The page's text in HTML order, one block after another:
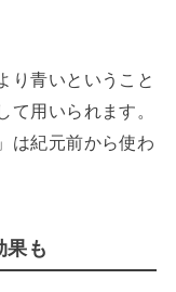
り青いということ
て用いられます。
は紀元前から使わ
果も